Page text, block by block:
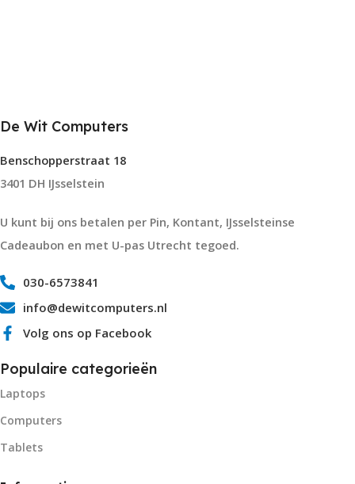
De Wit Computers
Benschopperstraat 18
3401 DH IJsselstein
U kunt bij ons betalen per Pin, Kontant, IJsselsteinse
Cadeaubon en met U-pas Utrecht tegoed.
030-6573841
info@dewitcomputers.nl
Volg ons op Facebook
Populaire categorieën
Laptops
Computers
Tablets